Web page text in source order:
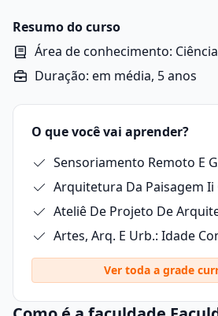
moradia, trabalho, lazer e
Resumo do curso
Área de conhecimento:
Duração: em média, 5 anos
O que você vai aprender?
Ver toda a grade